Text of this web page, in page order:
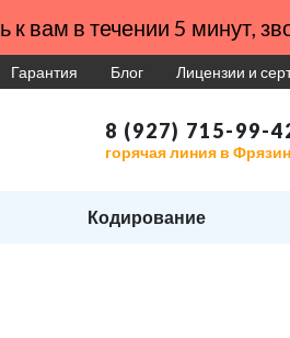
вам в течении 5 минут,
Гарантия Блог Лицензии и
8 (927) 715-99-
горячая линия в
Кодирование